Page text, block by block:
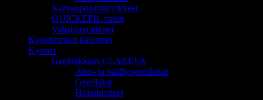
Karvanpoistotarvikkeet
QUICKEPIL vahat
Vahalämmittimet
Kynsistudion kalusteet
Kynnet
Geelilakkaus CLARESA
Alus- ja päällysgeelilakat
Geelilakat
Hoitotuotteet